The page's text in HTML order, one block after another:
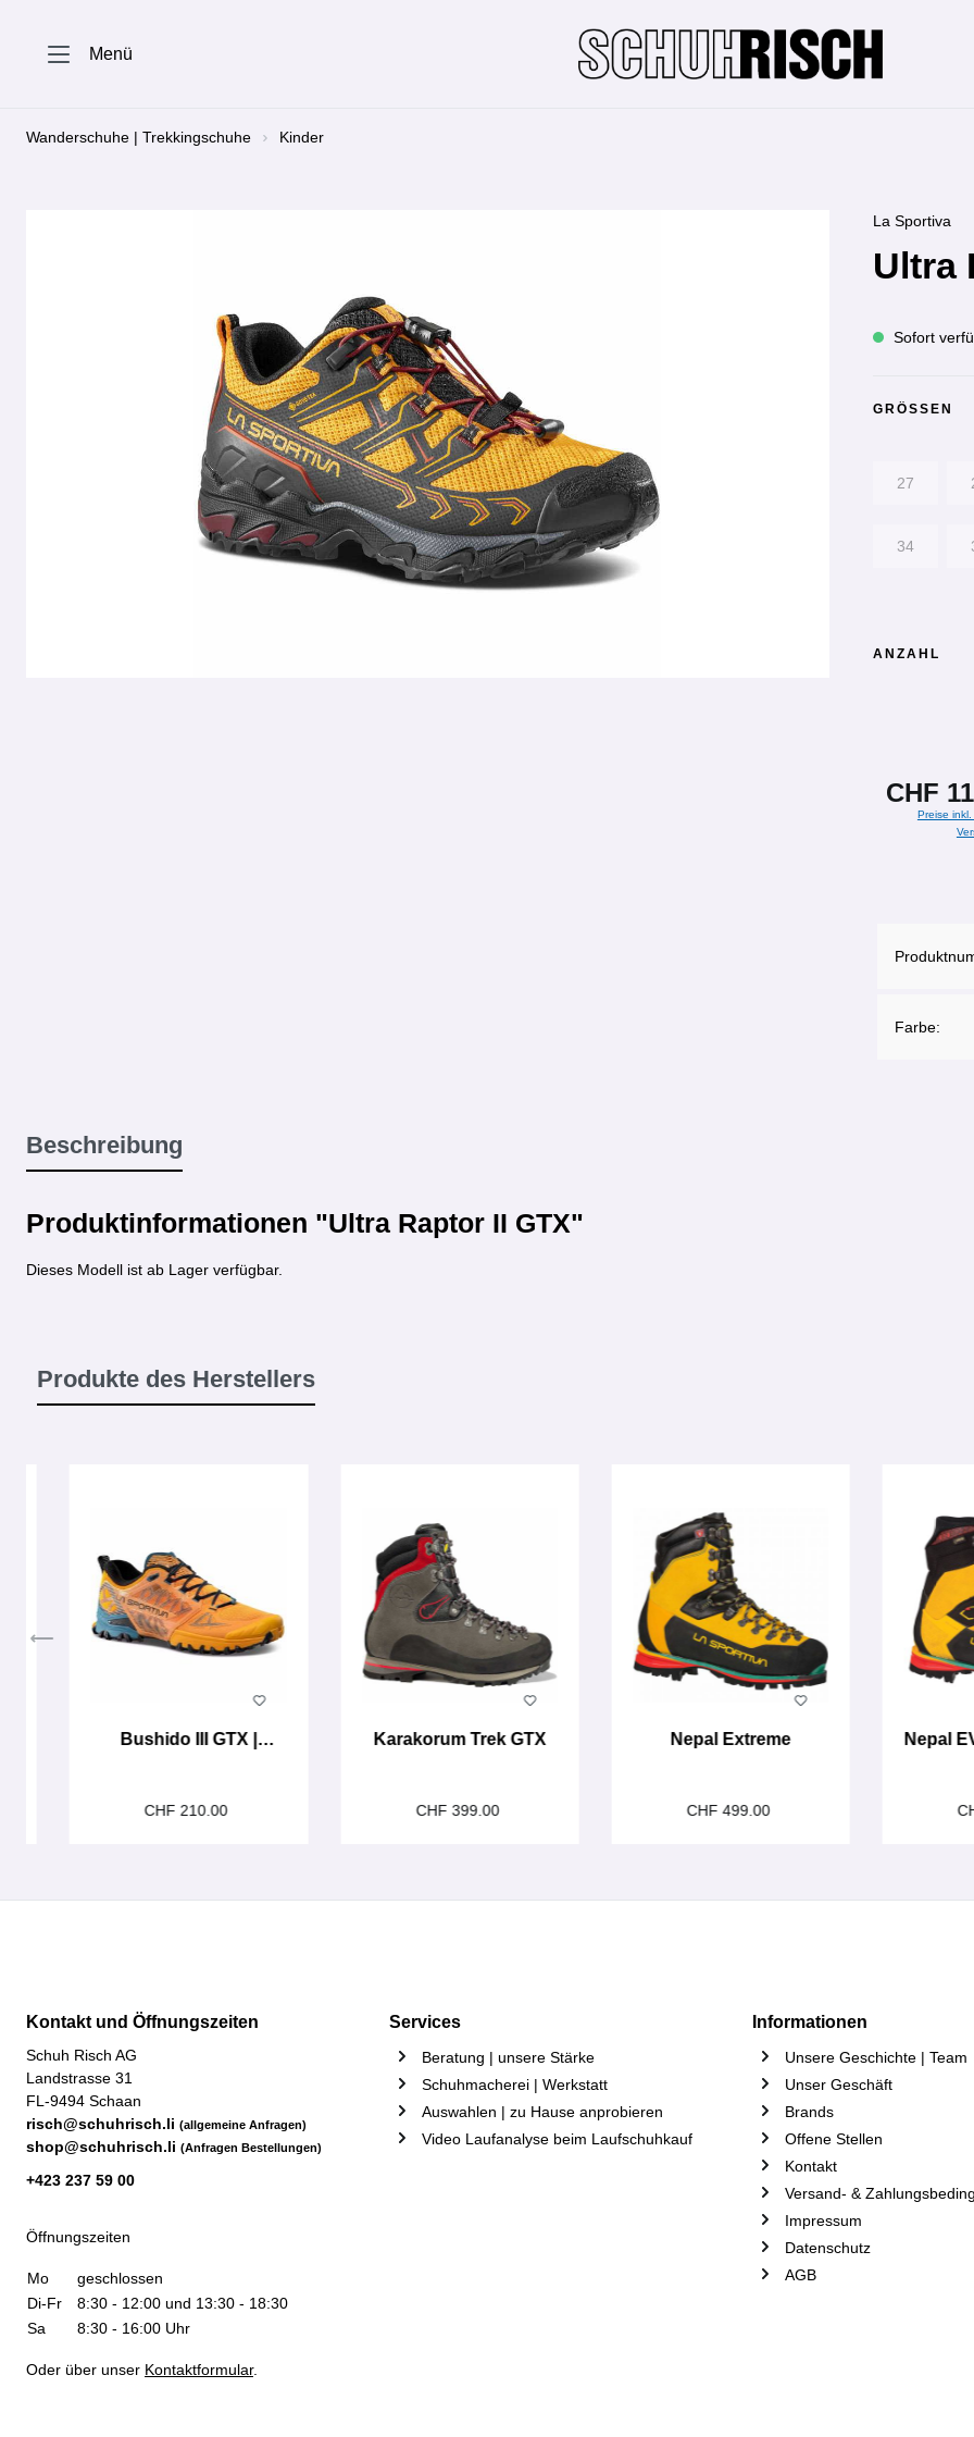
Menü
Wanderschuhe | Trekkingschuhe Kinder
La Sportiva
Ultra
Sofort
GRÖSSEN
27
34
ANZAHL
CHF
Preise
Farbe:
Beschreibung
Produktinformationen "Ultra Raptor II GTX"
Dieses Modell ist ab Lager verfügbar.
Produkte des Herstellers
Bushido III GTX |
CHF 210.00
Karakorum Trek GTX
CHF 399.00
Nepal Extreme
CHF 499.00
Nepal
Kontakt und Öffnungszeiten
Schuh Risch AG
Landstrasse 31
FL-9494 Schaan
risch@schuhrisch.li (allgemeine Anfragen)
shop@schuhrisch.li (Anfragen Bestellungen)
+423 237 59 00
Öffnungszeiten
Mo
geschlossen
Di-Fr
8:30 - 12:00 und 13:30 - 18:30
Sa
8:30 - 16:00 Uhr
Oder über unser Kontaktformular.
Services
Beratung | unsere Stärke
Schuhmacherei | Werkstatt
Auswahlen | zu Hause anprobieren
Video Laufanalyse beim Laufschuhkauf
Informationen
Unsere Geschichte | Team
Unser Geschäft
Brands
Offene Stellen
Kontakt
Versand- &
Impressum
Datenschutz
AGB